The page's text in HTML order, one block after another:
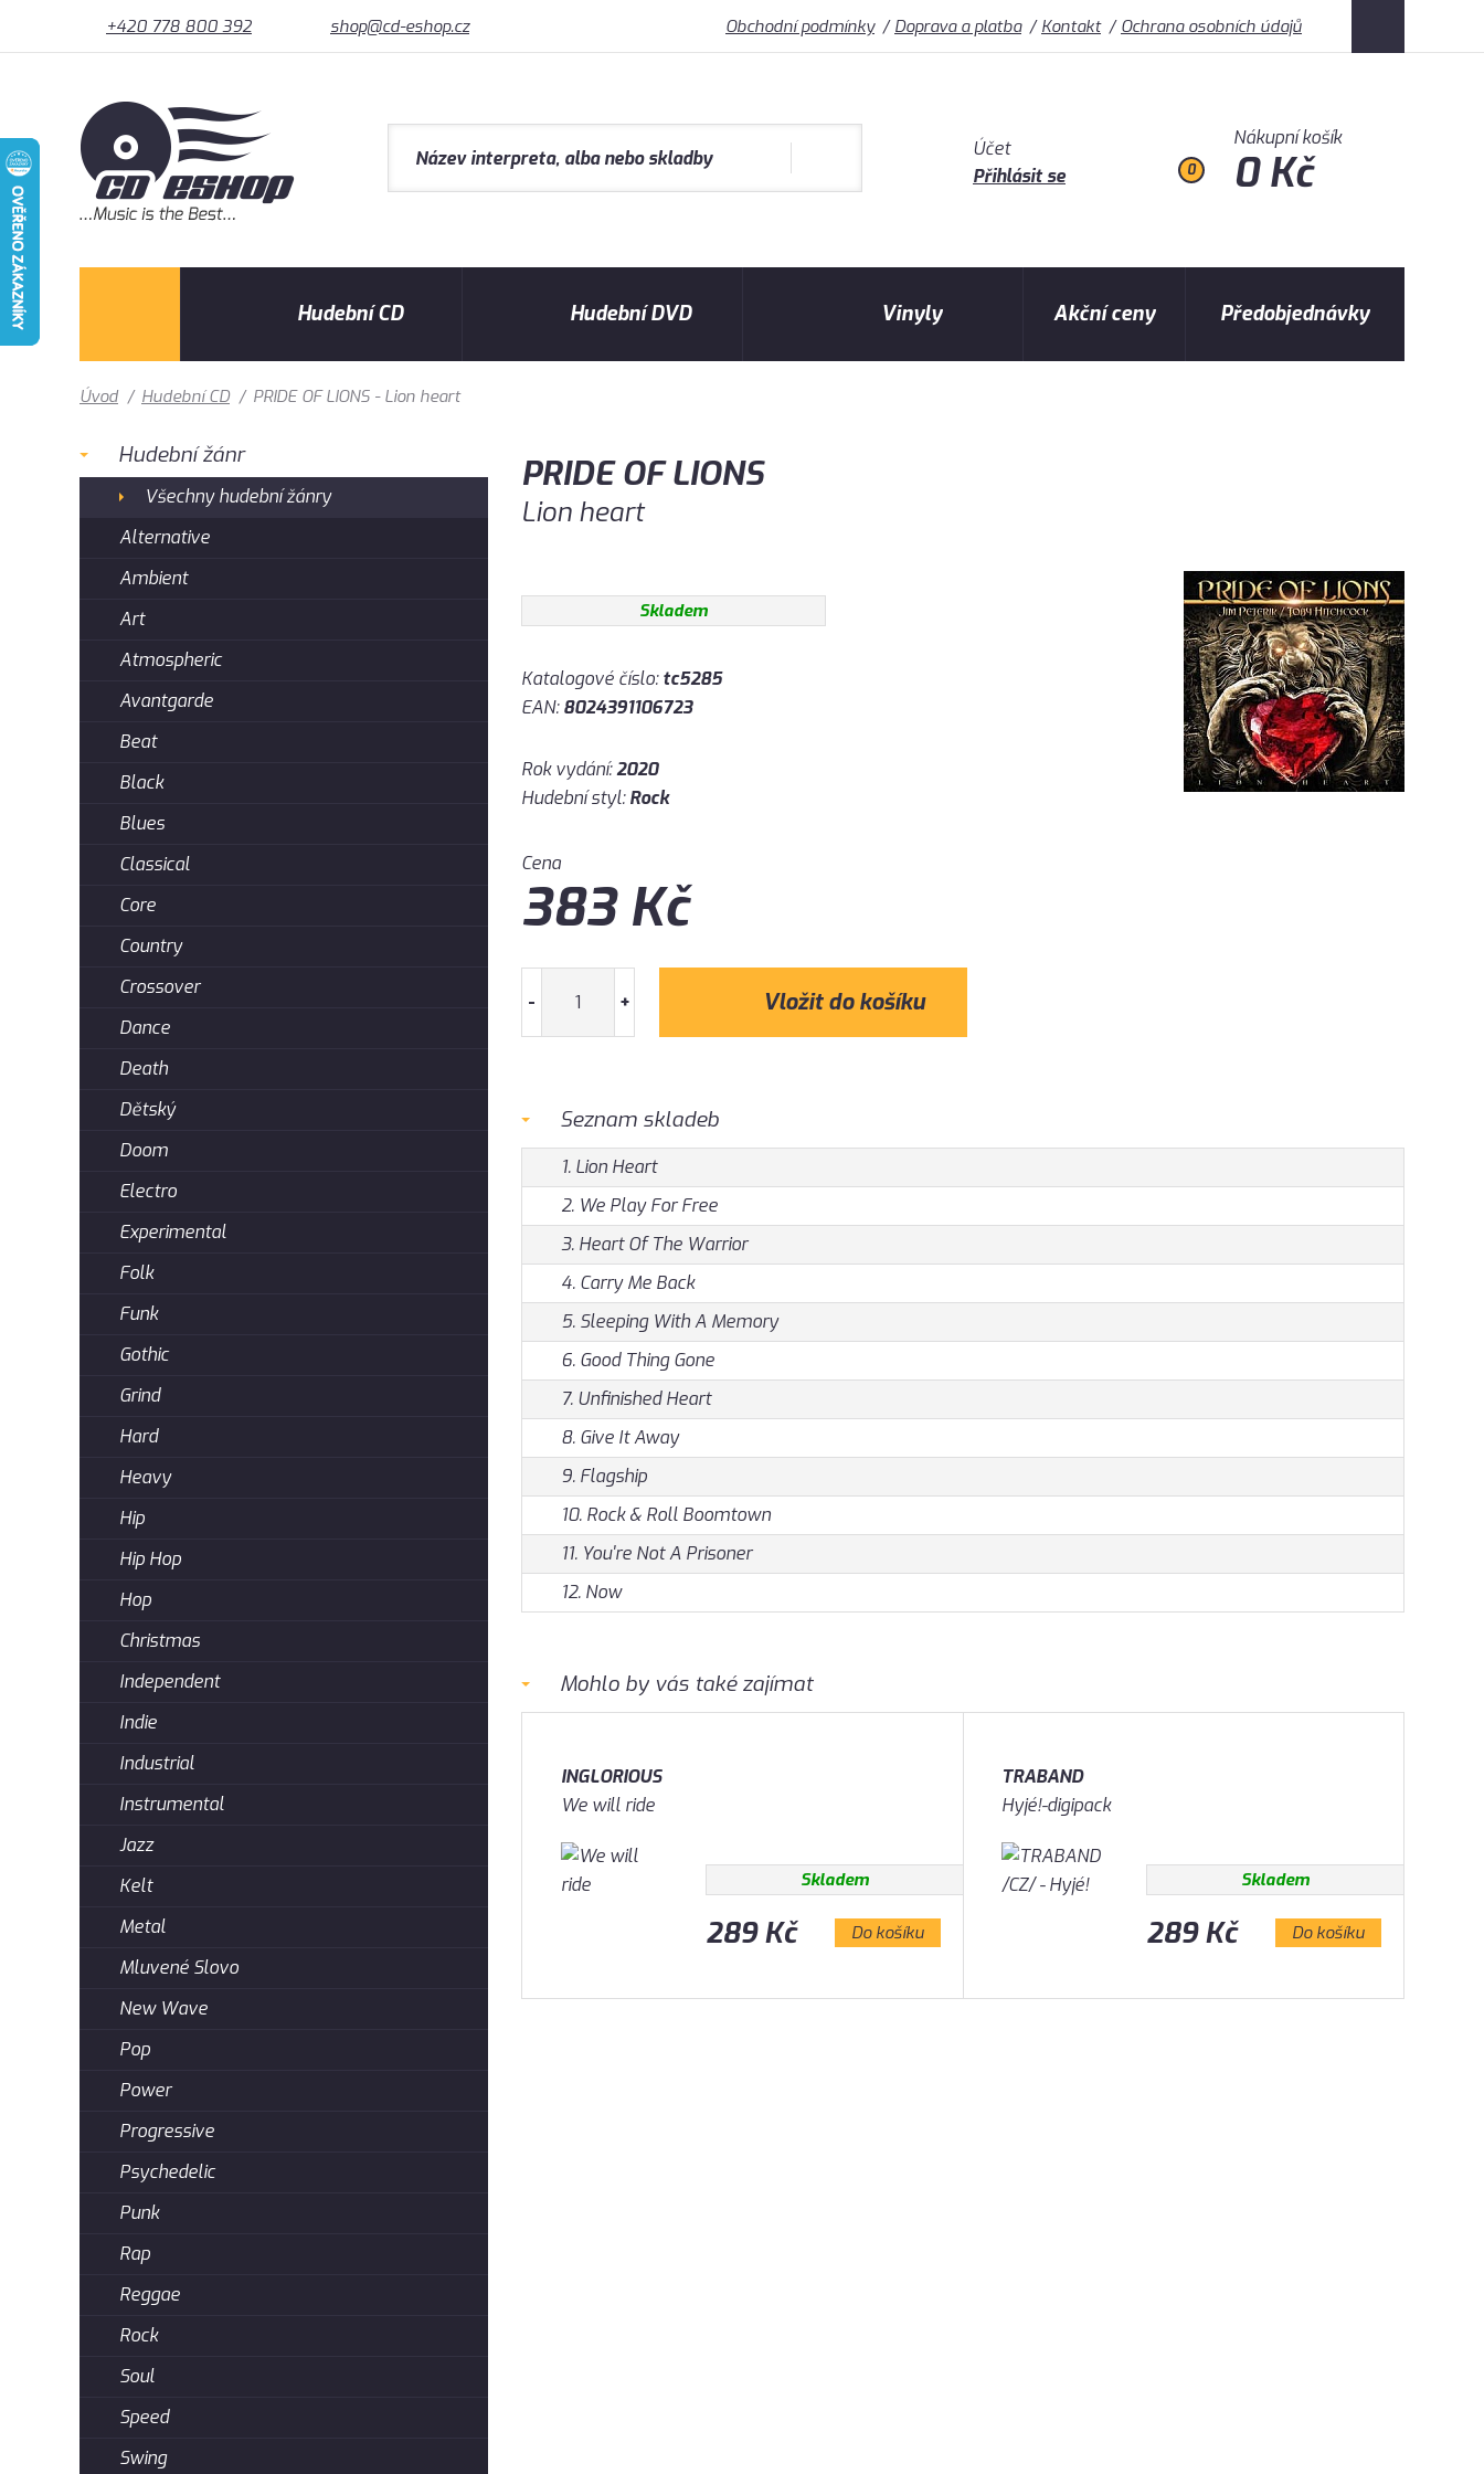
+420 778 800 392 shop@cd-eshop.cz Obchodní podmínky Doprava a platba Kontakt Ochrana osobních údajů
Účet
Přihlásit se
0
Nákupní košík
0 Kč
Hudební CD Hudební DVD Vinyly Akční ceny Předobjednávky
Úvod / Hudební CD / PRIDE OF LIONS - Lion heart
PRIDE OF LIONS
Lion heart
Skladem
Katalogové číslo:tc5285
EAN:8024391106723
Rok vydání:2020
Hudební styl:Rock
Cena
383Kč
- +
Seznam skladeb
1. Lion Heart
2. We Play For Free
3. Heart Of The Warrior
4. Carry Me Back
5. Sleeping With A Memory
6. Good Thing Gone
7. Unfinished Heart
8. Give It Away
9. Flagship
10. Rock & Roll Boomtown
11. You're Not A Prisoner
12. Now
Mohlo by vás také zajímat
INGLORIOUS
We will ride
Skladem
289 Kč Do košíku
TRABAND
Hyjé!-digipack
Skladem
289 Kč Do košíku
Hudební žánr
Všechny hudební žánry
Alternative
Ambient
Art
Atmospheric
Avantgarde
Beat
Black
Blues
Classical
Core
Country
Crossover
Dance
Death
Dětský
Doom
Electro
Experimental
Folk
Funk
Gothic
Grind
Hard
Heavy
Hip
Hip Hop
Hop
Christmas
Independent
Indie
Industrial
Instrumental
Jazz
Kelt
Metal
Mluvené Slovo
New Wave
Pop
Power
Progressive
Psychedelic
Punk
Rap
Reggae
Rock
Soul
Speed
Swing